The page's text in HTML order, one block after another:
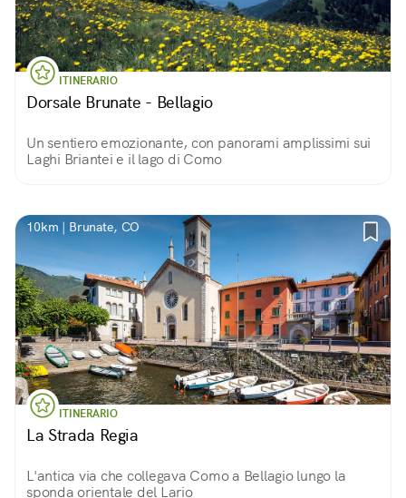
ITINERARIO
Dorsale Brunate - Bellagio
Un sentiero emozionante, con panorami amplissimi sui
Laghi Briantei e il lago di Como
10km | Brunate, CO
ITINERARIO
La Strada Regia
L'antica via che collegava Como a Bellagio lungo la
sponda orientale del Lario